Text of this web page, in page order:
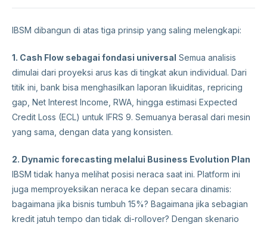
IBSM dibangun di atas tiga prinsip yang saling melengkapi:
1. Cash Flow sebagai fondasi universal Semua analisis
dimulai dari proyeksi arus kas di tingkat akun individual. Dari
titik ini, bank bisa menghasilkan laporan likuiditas, repricing
gap, Net Interest Income, RWA, hingga estimasi Expected
Credit Loss (ECL) untuk IFRS 9. Semuanya berasal dari mesin
yang sama, dengan data yang konsisten.
2. Dynamic forecasting melalui Business Evolution Plan
IBSM tidak hanya melihat posisi neraca saat ini. Platform ini
juga memproyeksikan neraca ke depan secara dinamis:
bagaimana jika bisnis tumbuh 15%? Bagaimana jika sebagian
kredit jatuh tempo dan tidak di-rollover? Dengan skenario